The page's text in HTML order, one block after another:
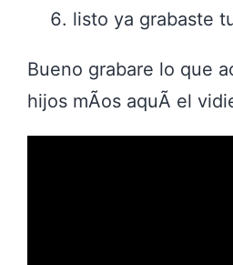
listo ya grabaste
Bueno grabare lo que
hijos mÃ­os aquÃ­ el